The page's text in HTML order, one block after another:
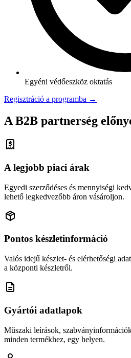
Egyéni védőeszköz oktatás
Regisztráció a programba →
A B2B partnerség
A legjobb piaci árak
Egyedi szerződéses és mennyiségi
lehető legkedvezőbb áron vásároljon.
Pontos készletinformáció
Valós idejű készlet- és elérhetőségi
a központi készletről.
Gyártói adatlapok
Műszaki leírások,
minden termékhez, egy helyen.